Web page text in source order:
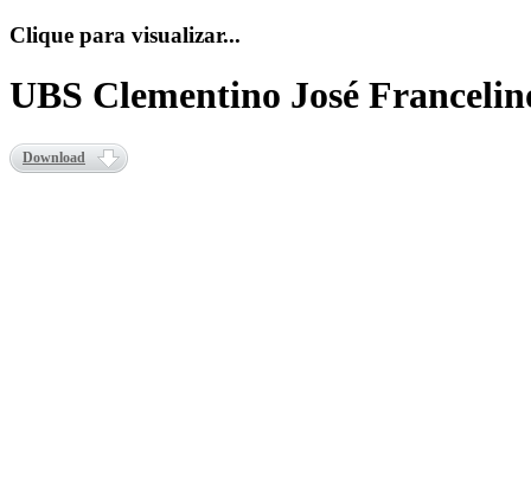
Clique para visualizar...
UBS Clementino José
Download